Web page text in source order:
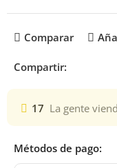
Comparar
Compartir:
17 La gente
Métodos de pago: